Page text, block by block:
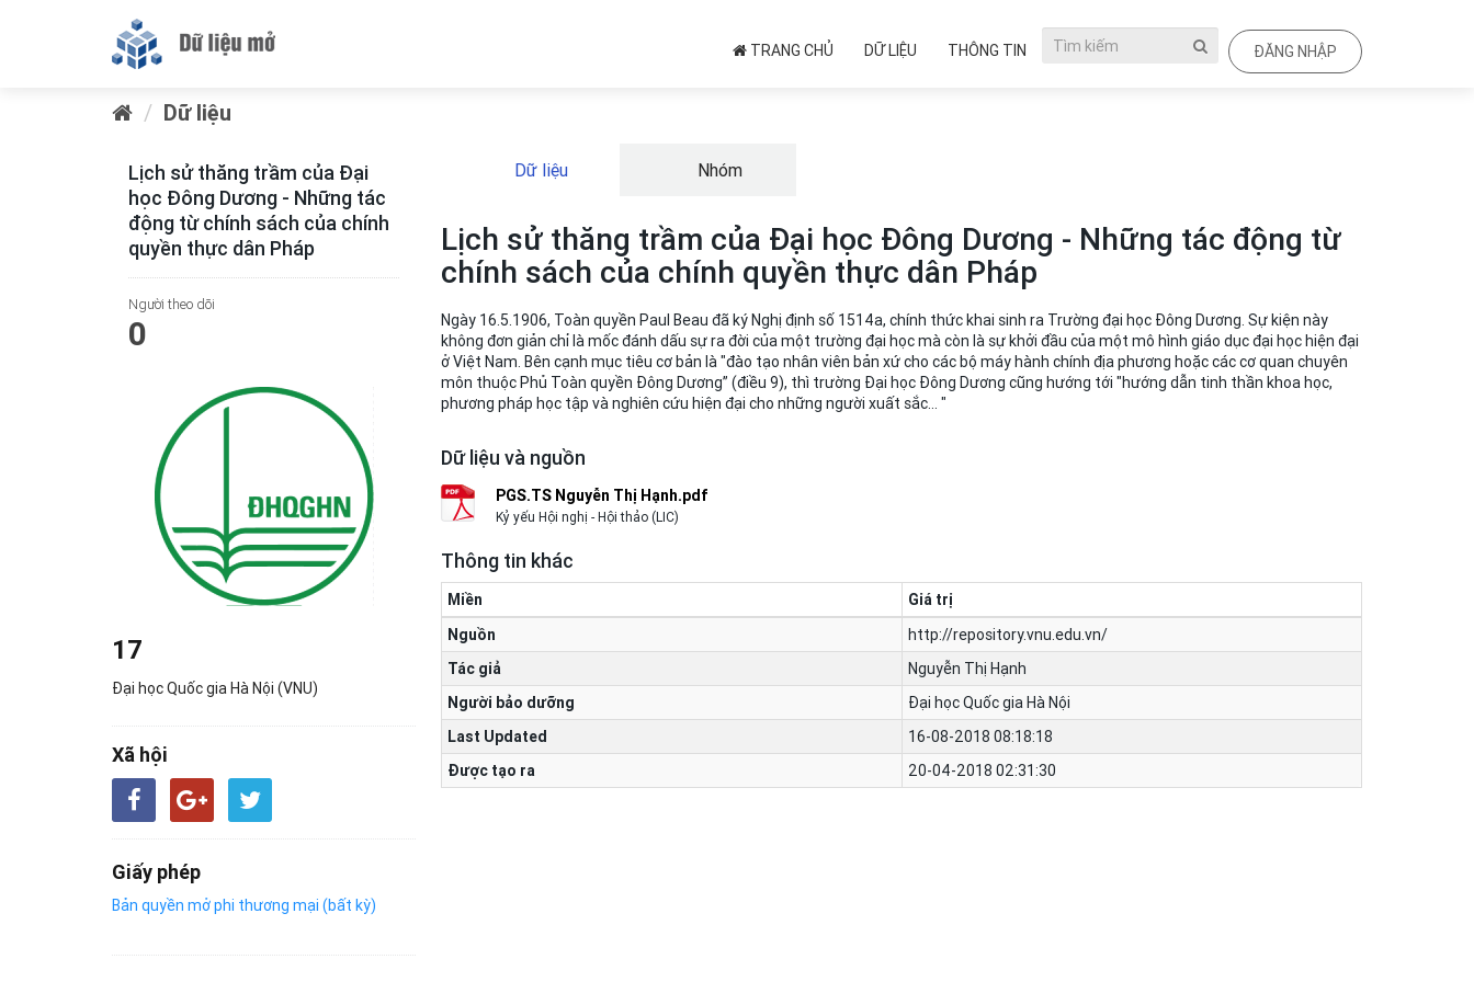
TRANG CHỦ DỮ LIỆU THÔNG TIN ĐĂNG NHẬP
Dữ liệu
Lịch sử thăng trầm của Đại
học Đông Dương - Những tác
động từ chính sách của chính
quyền thực dân Pháp
Người theo dõi
0
17
Đại học Quốc gia Hà Nội (VNU)
Xã hội
Giấy phép
Bản quyền mở phi thương mại (bất kỳ)
Dữ liệu Nhóm
Lịch sử thăng trầm của Đại học Đông Dương - Những tác động từ
chính sách của chính quyền thực dân Pháp
Ngày 16.5.1906, Toàn quyền Paul Beau đã ký Nghị định số 1514a, chính thức khai sinh ra Trường đại học Đông Dương. Sự kiện này
không đơn giản chỉ là mốc đánh dấu sự ra đời của một trường đại học mà còn là sự khởi đầu của một mô hình giáo dục đại học hiện đại
ở Việt Nam. Bên cạnh mục tiêu cơ bản là "đào tạo nhân viên bản xứ cho các bộ máy hành chính địa phương hoặc các cơ quan chuyên
môn thuộc Phủ Toàn quyền Đông Dương” (điều 9), thì trường Đại học Đông Dương cũng hướng tới "hướng dẫn tinh thần khoa học,
phương pháp học tập và nghiên cứu hiện đại cho những người xuất sắc... "
Dữ liệu và nguồn
PGS.TS Nguyễn Thị Hạnh.pdf
Kỷ yếu Hội nghị - Hội thảo (LIC)
Thông tin khác
Miền
Giá trị
Nguồn
http://repository.vnu.edu.vn/
Tác giả
Nguyễn Thị Hạnh
Người bảo dưỡng
Đại học Quốc gia Hà Nội
Last Updated
16-08-2018 08:18:18
Được tạo ra
20-04-2018 02:31:30